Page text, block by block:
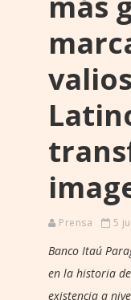
Prensa 5
Banco Itaú
en la historia
existencia a